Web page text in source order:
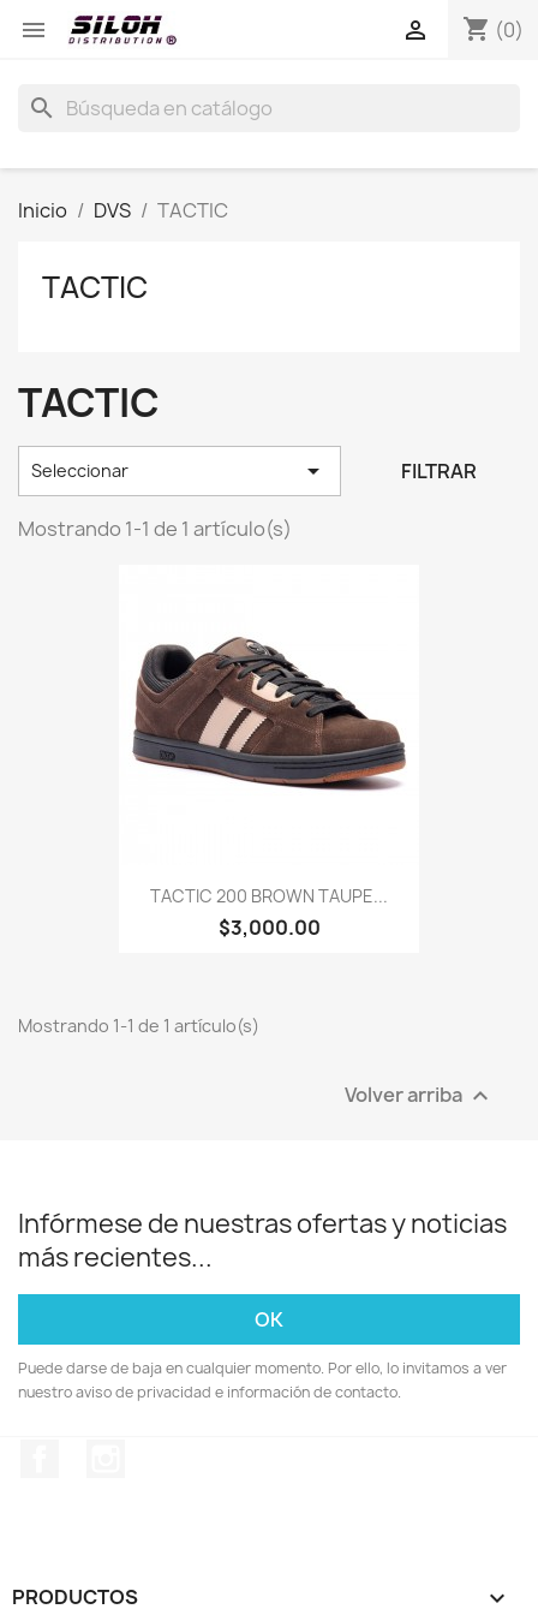
 shopping_cart (0)

search
Inicio DVS TACTIC
TACTIC
TACTIC
Seleccionar  FILTRAR
Mostrando 1-1 de 1 artículo(s)
TACTIC 200 BROWN TAUPE...
$3,000.00
Mostrando 1-1 de 1 artículo(s)
Volver arriba 
Infórmese de nuestras ofertas y noticias
más recientes...
Puede darse de baja en cualquier momento. Por ello, lo invitamos a ver
nuestro aviso de privacidad e información de contacto.
PRODUCTOS 